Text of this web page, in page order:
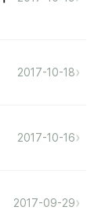
2017-10-18›
2017-10-16›
2017-09-29›